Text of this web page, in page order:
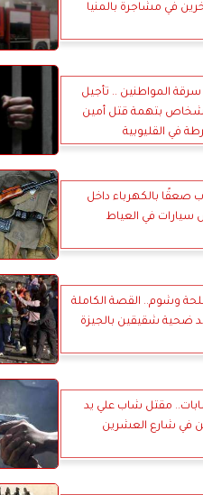
المواطنين .. تأجيل
3 أشخاص بتهمة قتل أمين
في القليوبية
بالكهرباء داخل
في العياط
وشوم.. القصة الكاملة
ضحية شقيقين بالجيزة
مقتل شاب علي يد
في شارع العشرين